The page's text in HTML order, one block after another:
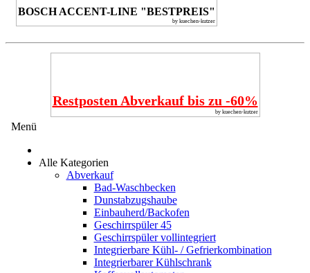
BOSCH ACCENT-LINE "BESTPREIS"
by kuechen-kutzer
Restposten Abverkauf bis zu -60%
by kuechen-kutzer
Menü
Alle Kategorien
Abverkauf
Bad-Waschbecken
Dunstabzugshaube
Einbauherd/Backofen
Geschirrspüler 45
Geschirrspüler vollintegriert
Integrierbare Kühl- / Gefrierkombination
Integrierbarer Kühlschrank